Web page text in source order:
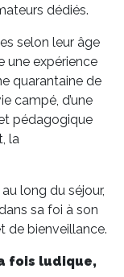
dédiés.
selon leur âge
une expérience
quarantaine de
campé, d’une
pédagogique
la
long du séjour,
sa foi à son
de bienveillance.
fois ludique,